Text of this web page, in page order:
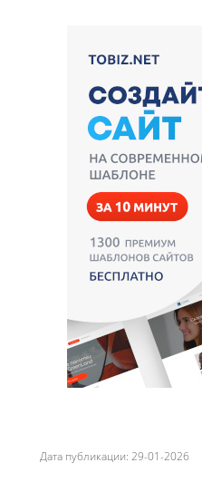
Дата публикации: 29-01-2026